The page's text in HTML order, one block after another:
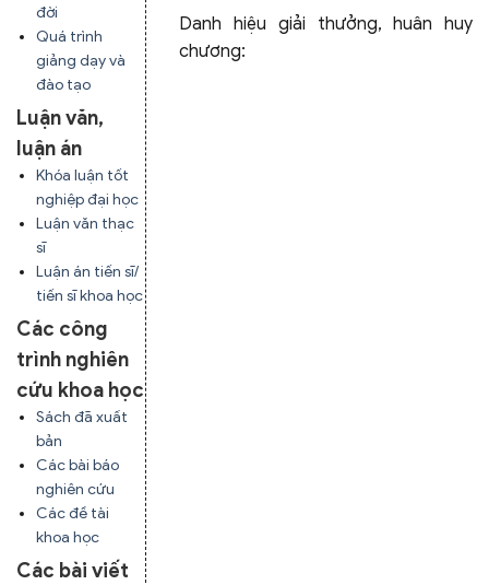
đời
Quá trình
giảng dạy và
đào tạo
Luận văn,
luận án
Khóa luận tốt
nghiệp đại học
Luận văn thạc
sĩ
Luận án tiến sĩ/
tiến sĩ khoa học
Các công
trình nghiên
cứu khoa học
Sách đã xuất
bản
Các bài báo
nghiên cứu
Các đề tài
khoa học
Các bài viết
Danh hiệu giải thưởng, huân huy
chương: